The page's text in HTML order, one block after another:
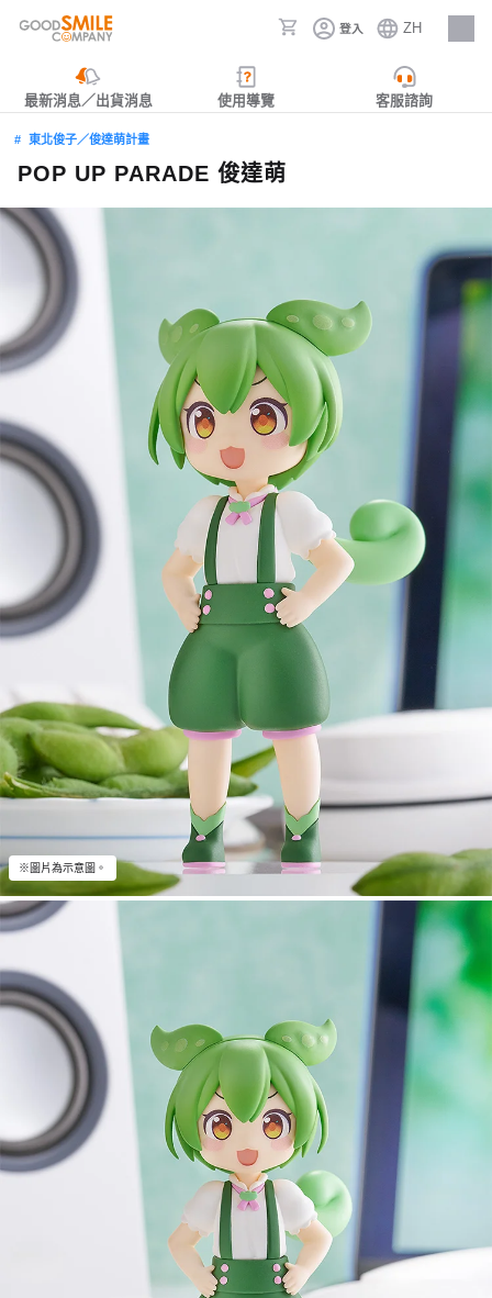
登入 ZH
人才招募
最新消息／出貨消息 使用導覽 客服諮詢
東北俊子／俊達萌計畫
POP UP PARADE 俊達萌
※圖片為示意圖。